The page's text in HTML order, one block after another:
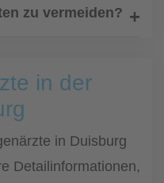
zu vermeiden?
in der
in Duisburg
Detailinformationen,